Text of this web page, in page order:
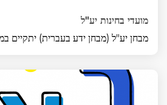
מועדי בחינות יע"ל
מבחן יע"ל (מבחן ידע בעברית) יתקיים